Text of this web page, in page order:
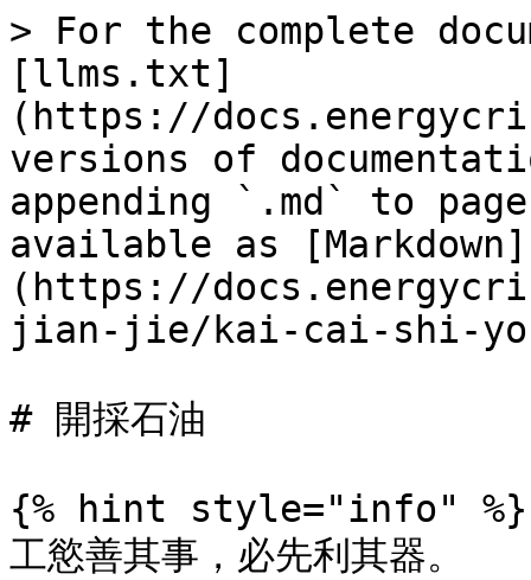
> For the complete
[llms.txt]
(https://
versions of
appending `.md` to
available as [Markdown]
(https://
jian-jie/kai-cai-shi-
# 開採石油
{% hint style="info" %}
工慾善其事，必先利其器。